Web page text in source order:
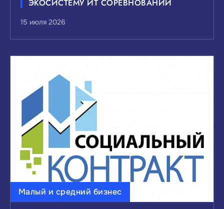
ЭКОСИСТЕМУ ИТ СОРЕВНОВАНИЙ
15 июля 2026
Малый и средний бизнес